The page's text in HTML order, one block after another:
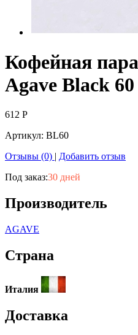
Кофейная
Agave Black
612 Р
Артикул: BL60
Отзывы (0) | Добавить отзыв
Под заказ:30 дней
Производитель
AGAVE
Страна
Италия
Доставка